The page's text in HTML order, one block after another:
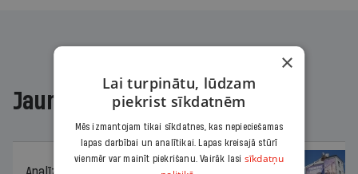
Jaunākajā žurnālā
×
Lai turpinātu, lūdzam
piekrist sīkdatnēm
Mēs izmantojam tikai sīkdatnes, kas nepieciešamas
lapas darbībai un analītikai. Lapas kreisajā stūrī
vienmēr var mainīt piekrišanu. Vairāk lasi sīkdatņu